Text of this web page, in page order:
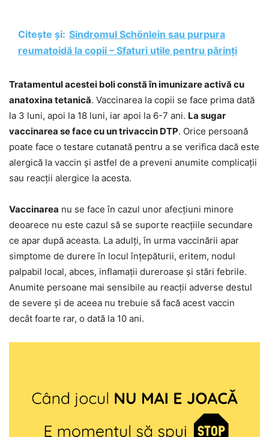
Citește și: Sindromul Schönlein sau purpura
reumatoidă la copii – Sfaturi utile pentru părinți
Tratamentul acestei boli constă în imunizare activă cu
anatoxina tetanică. Vaccinarea la copii se face prima dată
la 3 luni, apoi la 18 luni, iar apoi la 6-7 ani. La sugar
vaccinarea se face cu un trivaccin DTP. Orice persoană
poate face o testare cutanată pentru a se verifica dacă este
alergică la vaccin și astfel de a preveni anumite complicații
sau reacții alergice la acesta.
Vaccinarea nu se face în cazul unor afecțiuni minore
deoarece nu este cazul să se suporte reacțiile secundare
ce apar după aceasta. La adulți, în urma vaccinării apar
simptome de durere în locul înțepăturii, eritem, nodul
palpabil local, abces, inflamații dureroase și stări febrile.
Anumite persoane mai sensibile au reacții adverse destul
de severe și de aceea nu trebuie să facă acest vaccin
decât foarte rar, o dată la 10 ani.